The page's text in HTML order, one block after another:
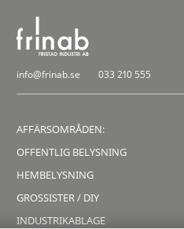
info@frinab.se 033 210 555
AFFÄRSOMRÅDEN:
OFFENTLIG BELYSNING
HEMBELYSNING
GROSSISTER / DIY
INDUSTRIKABLAGE